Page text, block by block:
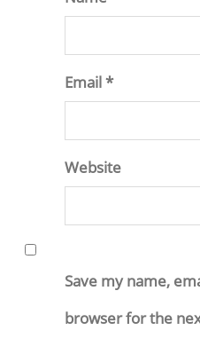
Email *
Website
Save my name,
browser for the